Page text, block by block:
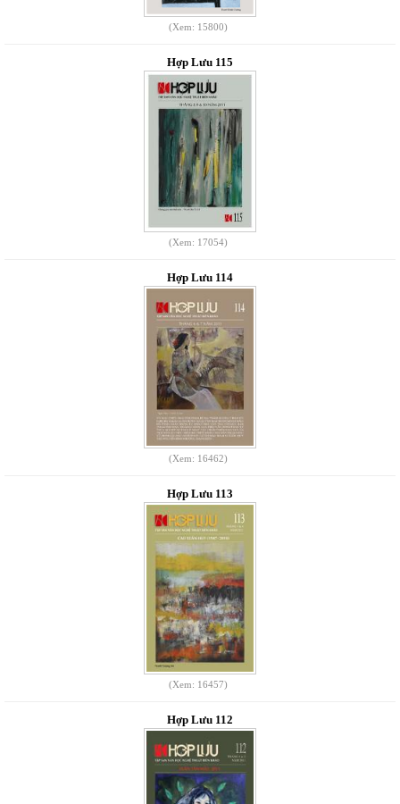
(Xem: 15800)
Hợp Lưu 115
(Xem: 17054)
Hợp Lưu 114
(Xem: 16462)
Hợp Lưu 113
(Xem: 16457)
Hợp Lưu 112